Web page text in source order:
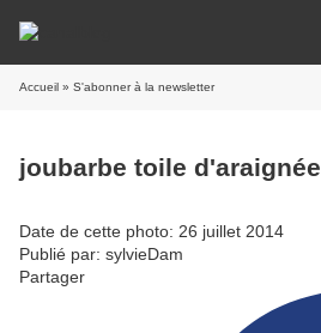
Accueil » S'abonner à la newsletter
joubarbe toile d'araignée
Date de cette photo: 26 juillet 2014
Publié par: sylvieDam
Partager